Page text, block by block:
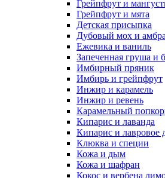
Грейпфрут и
Грейпфрут и мята
Детская присыпка
Дубовый мох и амбра
Ежевика и ваниль
Запеченная груша и
Имбирный пряник
Имбирь и грейпфрут
Инжир и карамель
Инжир и ревень
Карамельный
Кипарис и лаванда
Кипарис и лавровое
Клюква и специи
Кожа и дым
Кожа и шафран
Кокос и вербена